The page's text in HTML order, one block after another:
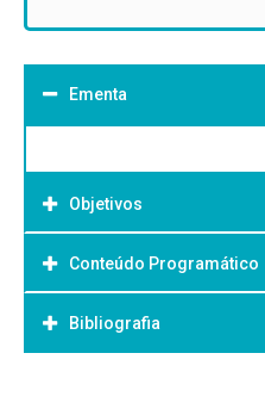
Ementa
Objetivos
Objetivo Geral:
Conteúdo Programático
Bibliografia